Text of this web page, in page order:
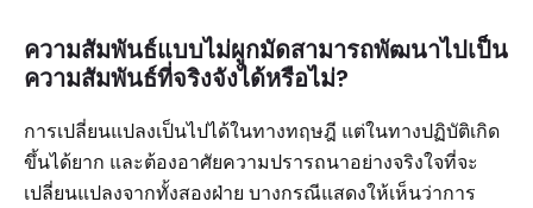
ความสัมพันธ์แบบไม่ผูกมัดสามารถพัฒนาไปเป็น
ความสัมพันธ์ที่จริงจังได้หรือไม่?
การเปลี่ยนแปลงเป็นไปได้ในทางทฤษฎี แต่ในทางปฏิบัติเกิด
ขึ้นได้ยาก และต้องอาศัยความปรารถนาอย่างจริงใจที่จะ
เปลี่ยนแปลงจากทั้งสองฝ่าย บางกรณีแสดงให้เห็นว่าการ